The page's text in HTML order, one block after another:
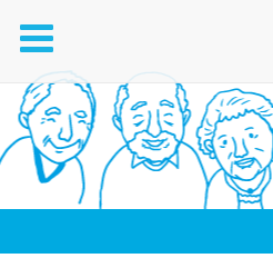
Toggle
navigation